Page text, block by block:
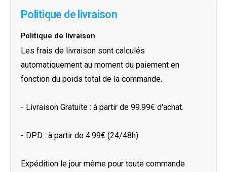
Politique de livraison
Politique de livraison
Les frais de livraison sont calculés
automatiquement au moment du paiement en
fonction du poids total de la commande.
- Livraison Gratuite : à partir de 99.99€ d'achat.
- DPD : à partir de 4.99€ (24/48h)
Expédition le jour même pour toute commande